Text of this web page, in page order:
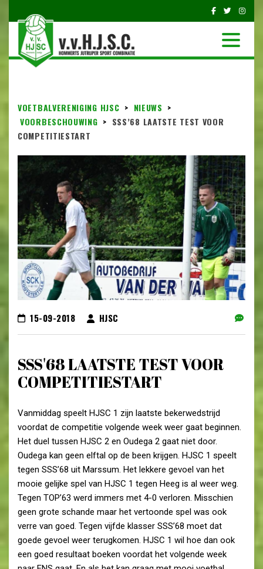
VOETBALVERENIGING HJSC > NIEUWS >
VOORBESCHOUWING > SSS’68 LAATSTE TEST VOOR
COMPETITIESTART
15-09-2018 HJSC
SSS'68 LAATSTE TEST VOOR
COMPETITIESTART
Vanmiddag speelt HJSC 1 zijn laatste bekerwedstrijd
voordat de competitie volgende week weer gaat beginnen.
Het duel tussen HJSC 2 en Oudega 2 gaat niet door.
Oudega kan geen elftal op de been krijgen. HJSC 1 speelt
tegen SSS’68 uit Marssum. Het lekkere gevoel van het
mooie gelijke spel van HJSC 1 tegen Heeg is al weer weg.
Tegen TOP’63 werd immers met 4-0 verloren. Misschien
geen grote schande maar het vertoonde spel was ook
verre van goed. Tegen vijfde klasser SSS’68 moet dat
goede gevoel weer terugkomen. HJSC 1 wil hoe dan ook
een goed resultaat boeken voordat het volgende week